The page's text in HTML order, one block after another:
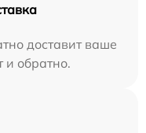
доставит ваше
и обратно.